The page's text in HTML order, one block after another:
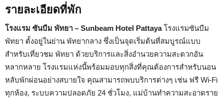
รายละเอียดที่พัก
โรงแรม ซันบีม พัทยา – Sunbeam Hotel Pattayaโรงแรมซันบีม
พัทยา ตั้งอยู่ในย่าน พัทยากลาง ซึ่งเป็นจุดเริ่มต้นที่สมบูรณ์แบบ
สำหรับเที่ยวชม พัทยา ด้วยบริการและสิ่งอำนวยความสะดวกอัน
หลากหลาย โรงแรมแห่งนี้พร้อมมอบทุกสิ่งที่คุณต้องการสำหรับนอน
หลับพักผ่อนอย่างสบายใจ คุณสามารถพบบริการต่างๆ เช่น ฟรี Wi-Fi
ทุกห้อง, ระบบความปลอดภัย 24 ชั่วโมง, แม่บ้านทำความสะอาดราย